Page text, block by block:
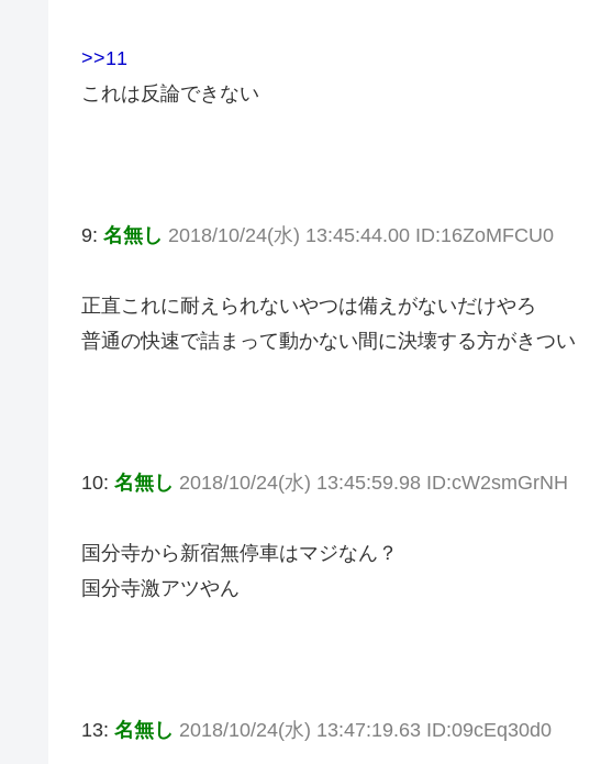
>>11
これは反論できない
9: 名無し 2018/10/24(水) 13:45:44.00 ID:16ZoMFCU0
正直これに耐えられないやつは備えがないだけやろ
普通の快速で詰まって動かない間に決壊する方がきつい
10: 名無し 2018/10/24(水) 13:45:59.98 ID:cW2smGrNH
国分寺から新宿無停車はマジなん？
国分寺激アツやん
13: 名無し 2018/10/24(水) 13:47:19.63 ID:09cEq30d0